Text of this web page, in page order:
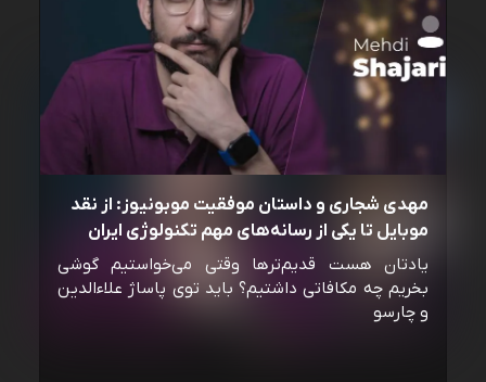
مهدی شجاری و داستان موفقیت موبونیوز: از نقد
موبایل تا یکی از رسانه‌‌های مهم تکنولوژی ایران
یادتان هست قدیم‌ترها وقتی می‌خواستیم گوشی
بخریم چه مکافاتی داشتیم؟ باید توی پاساژ علاءالدین
و چارسو